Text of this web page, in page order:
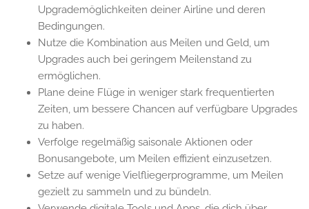
Upgrademöglichkeiten deiner Airline und deren
Bedingungen.
Nutze die Kombination aus Meilen und Geld, um
Upgrades auch bei geringem Meilenstand zu
ermöglichen.
Plane deine Flüge in weniger stark frequentierten
Zeiten, um bessere Chancen auf verfügbare Upgrades
zu haben.
Verfolge regelmäßig saisonale Aktionen oder
Bonusangebote, um Meilen effizient einzusetzen.
Setze auf wenige Vielfliegerprogramme, um Meilen
gezielt zu sammeln und zu bündeln.